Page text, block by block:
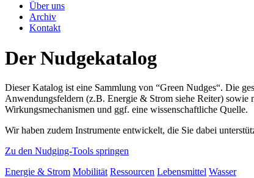
Über uns
Archiv
Kontakt
Der Nudgekatalog
Dieser Katalog ist eine Sammlung von “Green Nudges“. Die
Anwendungsfeldern (z.B. Energie & Strom siehe Reiter) sowie
Wirkungsmechanismen und ggf. eine wissenschaftliche Quelle.
Wir haben zudem Instrumente entwickelt, die Sie dabei
Zu den Nudging-Tools springen
Energie & Strom Mobilität Ressourcen Lebensmittel Wasser